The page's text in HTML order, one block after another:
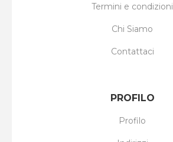
Termini e condizioni
Chi Siamo
Contattaci
PROFILO
Profilo